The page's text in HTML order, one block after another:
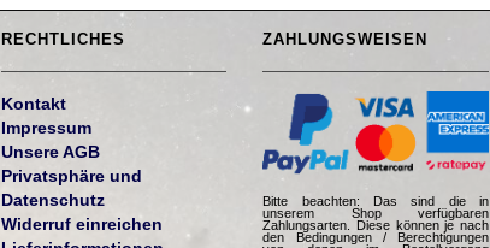
RECHTLICHES
Kontakt
Impressum
Unsere AGB
Privatsphäre und
Datenschutz
Widerruf einreichen
ZAHLUNGSWEISEN
Bitte beachten: Das sind die in
unserem Shop verfügbaren
Zahlungsarten. Diese können je nach
den Bedingungen / Berechtigungen